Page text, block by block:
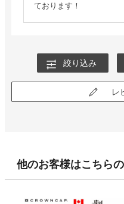
ております！
絞り込み
レ
他のお客様はこちら